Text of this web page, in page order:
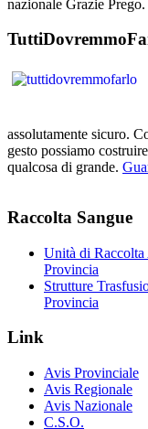
nazionale Grazie Prego.
assolutamente sicuro.
gesto possiamo
qualcosa di grande.
Raccolta Sangue
Unità di Raccolta
Provincia
Strutture
Provincia
Link
Avis Provinciale
Avis Regionale
Avis Nazionale
C.S.O.